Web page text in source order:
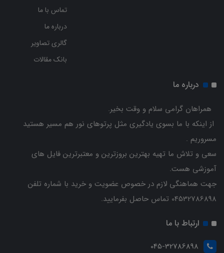
تماس با ما
درباره ما
گالری تصاویر
بانک مقالات
درباره ما
همراهان گرامی سلام و وقت بخیر.
از اینکه با ما بسوی یادگیری مثل پرتوهای نور هم مسیر هستید
مسروریم .
سعی و تلاش ما تهیه بهترین بروزترین و معتبرترین فایل های
آموزشی هست.
جهت هماهنگی لازم در خصوص عضویت و خرید با شماره تلفن
04532786898 تماس حاصل بفرمایید.
ارتباط با ما
045-32786898